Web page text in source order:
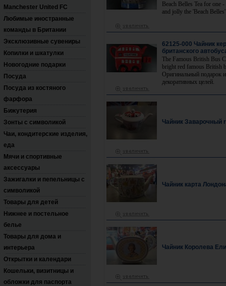
Manchester United FC
Любимые иностранные
команды в Британии
Эксклюзивные сувениры
Копилки и шкатулки
Новогодние подарки
Посуда
Посуда из костяного
фарфора
Бижутерия
Зонты с символикой
Чаи, кондитерские изделия,
еда
Мячи и спортивные
аксессуары
Зажигалки и пепельницы с
символикой
Товары для детей
Нижнее и постельное
белье
Товары для дома и
интерьера
Открытки и календари
Кошельки, визитницы и
обложки для паспорта
Beach Belles Tea for one
and jolly the 'Beach
62125-000 Чайник
британского
The Famous British Bus
bright red famous British
Оригинальный подарок
декоративных целей.
Чайник Заварочный
Чайник карта
Чайник Королева